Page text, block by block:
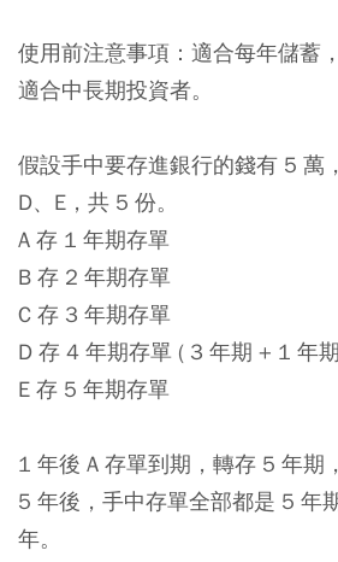
使用前注意事項：適合每年儲蓄
適合中長期投資者。
假設手中要存進銀行的錢有 5 萬
D、E，共 5 份。
A 存 1 年期存單
B 存 2 年期存單
C 存 3 年期存單
D 存 4 年期存單 ( 3 年期 + 1 年
E 存 5 年期存單
1 年後 A 存單到期，轉存 5 年期
5 年後，手中存單全部都是 5 年
年。